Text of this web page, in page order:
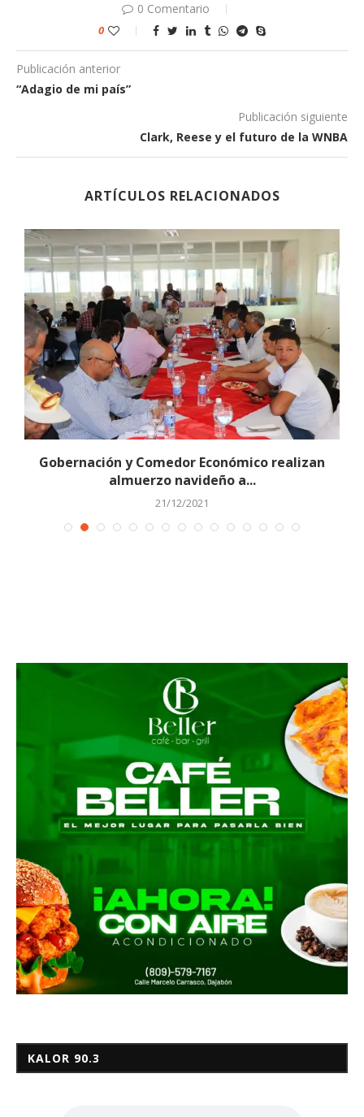
0 Comentario
0
Publicación anterior
“Adagio de mi país”
Publicación siguiente
Clark, Reese y el futuro de la WNBA
ARTÍCULOS RELACIONADOS
Gobernación y Comedor Económico realizan
almuerzo navideño a...
21/12/2021
KALOR 90.3